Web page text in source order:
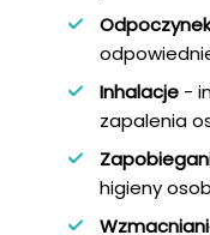
Inhalacje -
zapalenia
higieny